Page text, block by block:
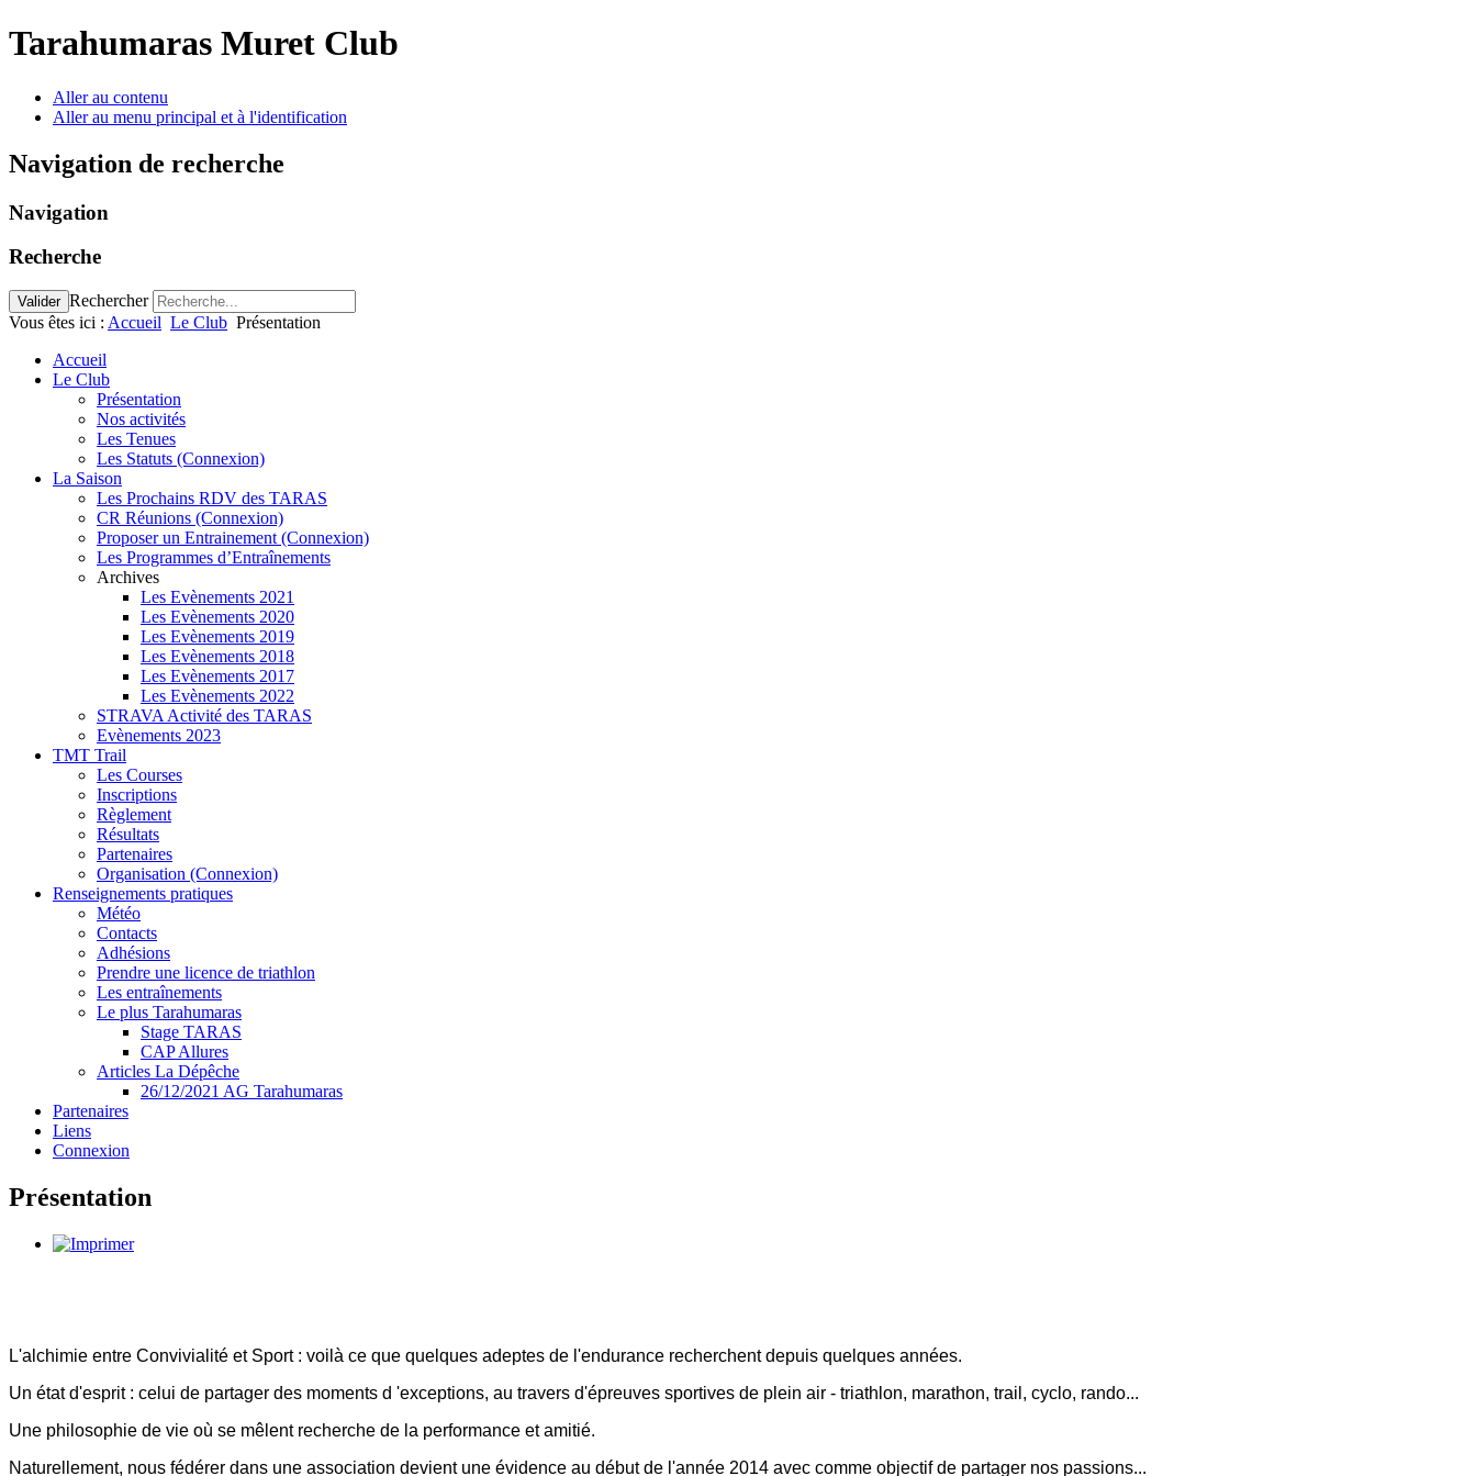
Tarahumaras Muret Club
Aller au contenu
Aller au menu principal et à l'identification
Navigation de recherche
Navigation
Recherche
Valider Rechercher
Vous êtes ici : Accueil Le Club Présentation
Accueil
Le Club
Présentation
Nos activités
Les Tenues
Les Statuts (Connexion)
La Saison
Les Prochains RDV des TARAS
CR Réunions (Connexion)
Proposer un Entrainement (Connexion)
Les Programmes d’Entraînements
Archives
Les Evènements 2021
Les Evènements 2020
Les Evènements 2019
Les Evènements 2018
Les Evènements 2017
Les Evènements 2022
STRAVA Activité des TARAS
Evènements 2023
TMT Trail
Les Courses
Inscriptions
Règlement
Résultats
Partenaires
Organisation (Connexion)
Renseignements pratiques
Météo
Contacts
Adhésions
Prendre une licence de triathlon
Les entraînements
Le plus Tarahumaras
Stage TARAS
CAP Allures
Articles La Dépêche
26/12/2021 AG Tarahumaras
Partenaires
Liens
Connexion
Présentation
L'alchimie entre Convivialité et Sport : voilà ce que quelques adeptes de l'endurance recherchent depuis quelques années.
Un état d'esprit : celui de partager des moments d 'exceptions, au travers d'épreuves sportives de plein air - triathlon, marathon, trail, cyclo, rando...
Une philosophie de vie où se mêlent recherche de la performance et amitié.
Naturellement, nous fédérer dans une association devient une évidence au début de l'année 2014 avec comme objectif de partager nos passions...